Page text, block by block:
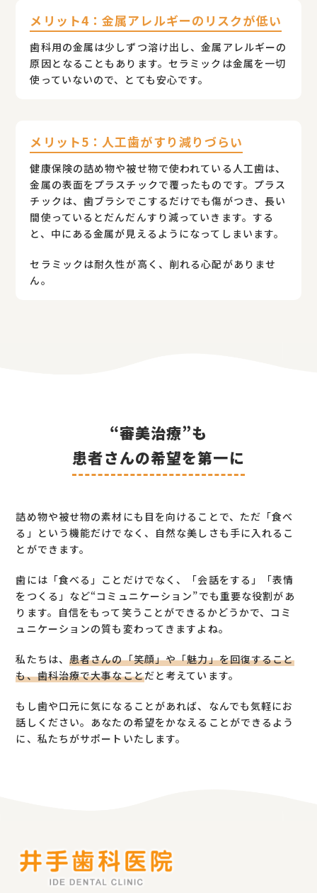
メリット4：金属アレルギーのリスクが低い
歯科用の金属は少しずつ溶け出し、金属アレルギーの
原因となることもあります。セラミックは金属を一切
使っていないので、とても安心です。
メリット5：人工歯がすり減りづらい
健康保険の詰め物や被せ物で使われている人工歯は、
金属の表面をプラスチックで覆ったものです。プラス
チックは、歯ブラシでこするだけでも傷がつき、長い
間使っているとだんだんすり減っていきます。する
と、中にある金属が見えるようになってしまいます。
セラミックは耐久性が高く、削れる心配がありませ
ん。
“審美治療”も
患者さんの希望を第一に
詰め物や被せ物の素材にも目を向けることで、ただ「食べ
る」という機能だけでなく、自然な美しさも手に入れるこ
とができます。
歯には「食べる」ことだけでなく、「会話をする」「表情
をつくる」など“コミュニケーション”でも重要な役割があ
ります。自信をもって笑うことができるかどうかで、コミ
ュニケーションの質も変わってきますよね。
私たちは、患者さんの「笑顔」や「魅力」を回復すること
も、歯科治療で大事なことだと考えています。
もし歯や口元に気になることがあれば、なんでも気軽にお
話しください。あなたの希望をかなえることができるよう
に、私たちがサポートいたします。